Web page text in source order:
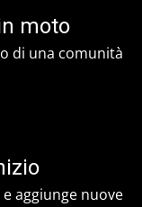
moto
di una comunità
aggiunge nuove